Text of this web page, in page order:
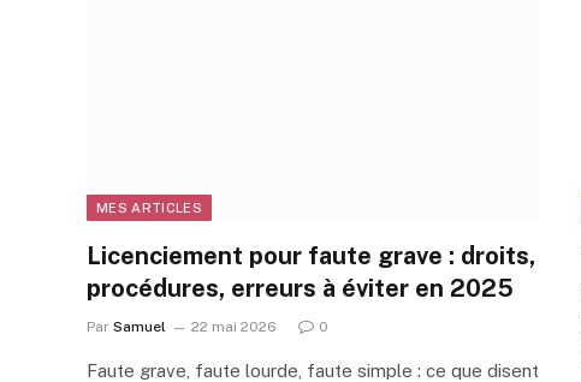
MES ARTICLES
Licenciement pour faute grave : droits,
procédures, erreurs à éviter en 2025
Par Samuel 22 mai 2026 0
Faute grave, faute lourde, faute simple : ce que disent